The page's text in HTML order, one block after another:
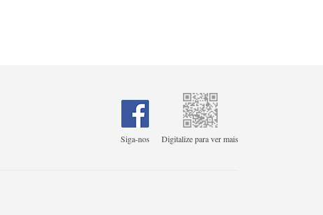
Siga-nos
Digitalize para ver mais